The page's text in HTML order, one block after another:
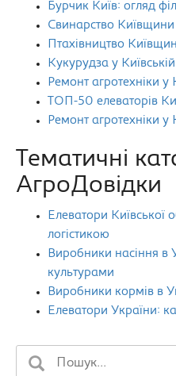
Бурчик Київ: огляд
Свинарство
Птахівництво
Кукурудза у
Ремонт агротехніки у
ТОП-50 елеваторів
Ремонт агротехніки у
Тематичні
АгроДовідки
Елеватори Київської
логістикою
Виробники насіння в
культурами
Виробники кормів в
Елеватори України: